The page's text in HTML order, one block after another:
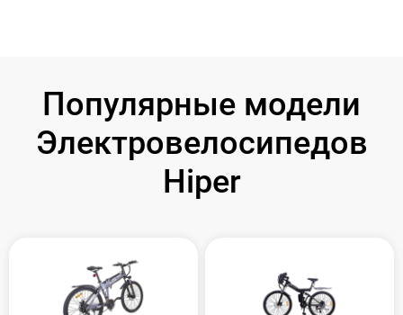
Популярные модели
Электровелосипедов
Hiper